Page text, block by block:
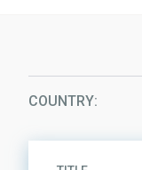
COUNTRY